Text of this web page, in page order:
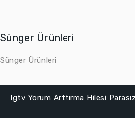
Sünger Ürünleri
Sünger Ürünleri
Igtv Yorum Arttırma Hilesi Parasız